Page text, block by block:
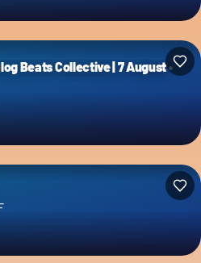
Beats Collective | 7 August •